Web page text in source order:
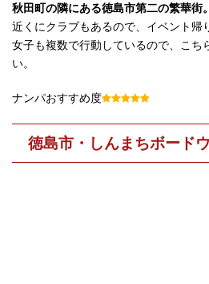
秋田町の隣にある徳島市第二の繁華街。
近くにクラブもあるので、イベント帰
女子も複数で行動しているので、こち
い。
ナンパおすすめ度
徳島市・しんまちボード